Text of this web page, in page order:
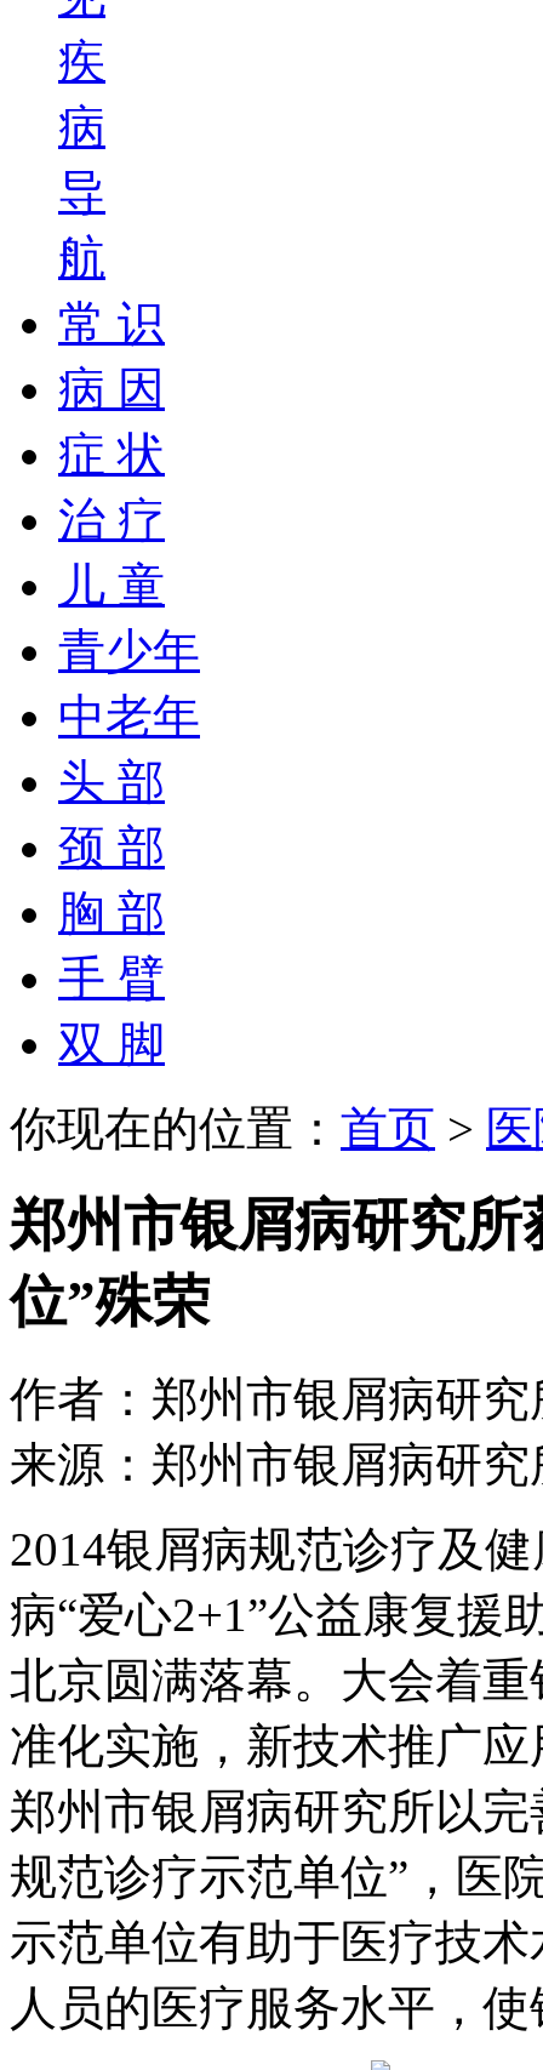
疾
病
导
航
常 识
病 因
症 状
治 疗
儿 童
青少年
中老年
头 部
颈 部
胸 部
手 臂
双 脚
你现在的位置： 首页 >
郑州市银屑病研究
位”殊荣
作者：郑州市银屑病研究
来源：郑州市银屑病研究
2014银屑病规范诊疗及
病“爱心2+1”公益康复援
北京圆满落幕。大会着
准化实施，新技术推广
郑州市银屑病研究所以
规范诊疗示范单位”，医
示范单位有助于医疗技
人员的医疗服务水平，